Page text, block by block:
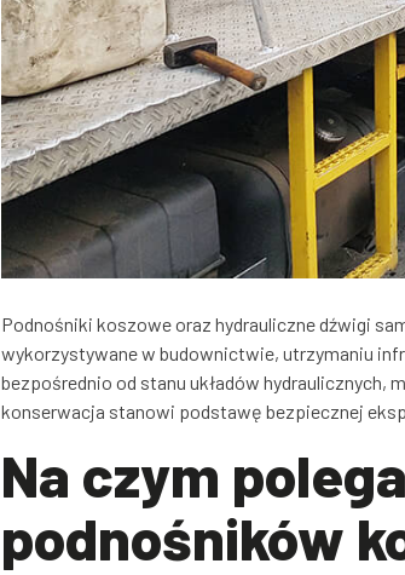
Podnośniki koszowe oraz hydrauliczne dźwigi
wykorzystywane w budownictwie, utrzymaniu
bezpośrednio od stanu układów hydraulicznych,
konserwacja stanowi podstawę bezpiecznej
Na czym
podnośników